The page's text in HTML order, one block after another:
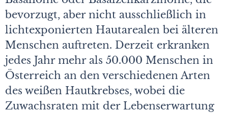
bevorzugt, aber nicht ausschließlich in
lichtexponierten Hautarealen bei älteren
Menschen auftreten. Derzeit erkranken
jedes Jahr mehr als 50.000 Menschen in
Österreich an den verschiedenen Arten
des weißen Hautkrebses, wobei die
Zuwachsraten mit der Lebenserwartung